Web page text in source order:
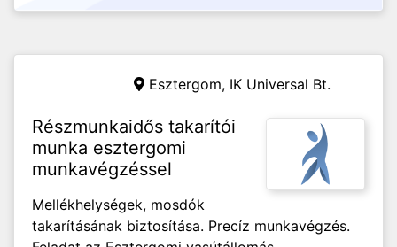
Esztergom, IK Universal Bt.
Részmunkaidős takarítói
munka esztergomi
munkavégzéssel
Mellékhelységek, mosdók
takarításának biztosítása. Precíz munkavégzés.